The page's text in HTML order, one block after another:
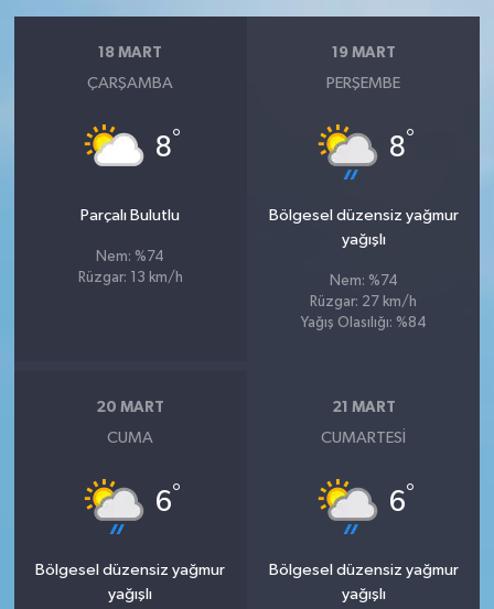
18 MART
ÇARŞAMBA
8°
Parçalı Bulutlu
Nem: %74
Rüzgar: 13 km/h
19 MART
PERŞEMBE
8°
Bölgesel düzensiz yağmur
yağışlı
Nem: %74
Rüzgar: 27 km/h
Yağış Olasılığı: %84
20 MART
CUMA
6°
Bölgesel düzensiz yağmur
yağışlı
21 MART
CUMARTESI
6°
Bölgesel düzensiz yağmur
yağışlı